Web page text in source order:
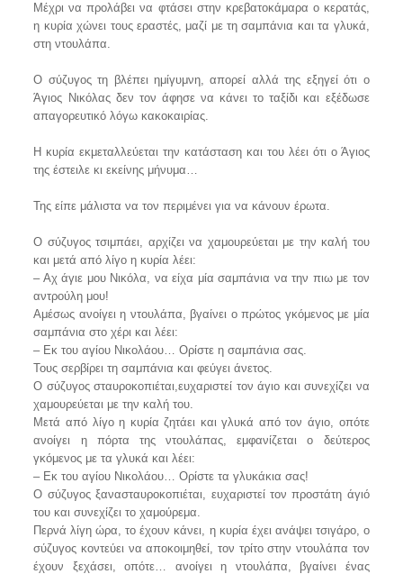
Μέχρι να προλάβει να φτάσει στην κρεβατοκάμαρα ο κερατάς,
η κυρία χώνει τους εραστές, μαζί με τη σαμπάνια και τα γλυκά,
στη ντουλάπα.
Ο σύζυγος τη βλέπει ημίγυμνη, απορεί αλλά της εξηγεί ότι ο
Άγιος Νικόλας δεν τον άφησε να κάνει το ταξίδι και εξέδωσε
απαγορευτικό λόγω κακοκαιρίας.
Η κυρία εκμεταλλεύεται την κατάσταση και του λέει ότι ο Άγιος
της έστειλε κι εκείνης μήνυμα…
Της είπε μάλιστα να τον περιμένει για να κάνουν έρωτα.
Ο σύζυγος τσιμπάει, αρχίζει να χαμουρεύεται με την καλή του
και μετά από λίγο η κυρία λέει:
– Αχ άγιε μου Νικόλα, να είχα μία σαμπάνια να την πιω με τον
αντρούλη μου!
Αμέσως ανοίγει η ντουλάπα, βγαίνει ο πρώτος γκόμενος με μία
σαμπάνια στο χέρι και λέει:
– Εκ του αγίου Νικολάου… Ορίστε η σαμπάνια σας.
Τους σερβίρει τη σαμπάνια και φεύγει άνετος.
Ο σύζυγος σταυροκοπιέται,ευχαριστεί τον άγιο και συνεχίζει να
χαμουρεύεται με την καλή του.
Μετά από λίγο η κυρία ζητάει και γλυκά από τον άγιο, οπότε
ανοίγει η πόρτα της ντουλάπας, εμφανίζεται ο δεύτερος
γκόμενος με τα γλυκά και λέει:
– Εκ του αγίου Νικολάου… Ορίστε τα γλυκάκια σας!
Ο σύζυγος ξανασταυροκοπιέται, ευχαριστεί τον προστάτη άγιό
του και συνεχίζει το χαμούρεμα.
Περνά λίγη ώρα, το έχουν κάνει, η κυρία έχει ανάψει τσιγάρο, ο
σύζυγος κοντεύει να αποκοιμηθεί, τον τρίτο στην ντουλάπα τον
έχουν ξεχάσει, οπότε… ανοίγει η ντουλάπα, βγαίνει ένας